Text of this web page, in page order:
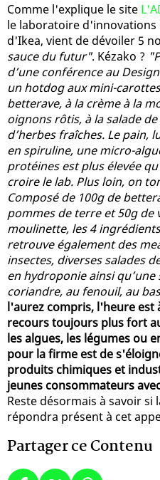
Comme l'explique le site
le laboratoire d'innovations
d'Ikea, vient de dévoiler 5
sauce du futur". Kézako ?
d’une conférence au
un hotdog aux mini-
betterave, à la crème à la
oignons rôtis, à la salade
d’herbes fraîches. Le pain,
en spiruline, une micro-
protéines est plus élevée
croire le lab. Plus loin, on
Composé de 100g de
pommes de terre et 50g de
moulinette, les 4
retrouve également des
insectes, diverses salades
en hydroponie ainsi qu’une
coriandre, au fenouil, au
l'aurez compris, l'heure est
recours toujours plus fort
les algues, les légumes ou
pour la firme est de
produits chimiques et
jeunes consommateurs
Reste désormais à savoir si
répondra présent à cet
Partager ce Contenu